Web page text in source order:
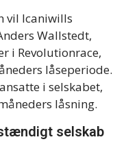
vil Icaniwills
Wallstedt,
i Revolutionrace,
låseperiode.
i selskabet,
låsning.
selskab